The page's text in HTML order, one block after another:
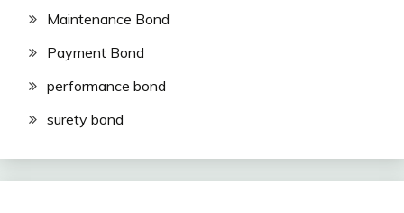
Maintenance Bond
Payment Bond
performance bond
surety bond